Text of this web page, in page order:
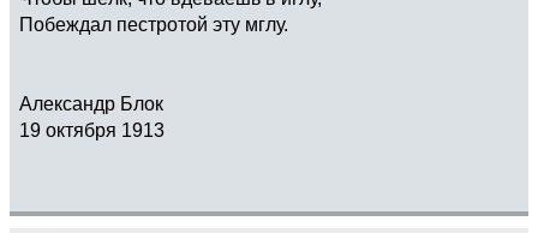
Побеждал пестротой эту мглу.
Александр Блок
19 октября 1913